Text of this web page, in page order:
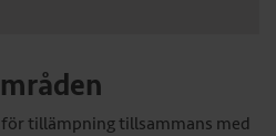
tillämpning tillsammans med